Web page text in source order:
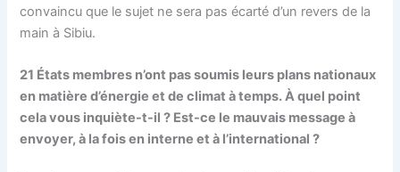
convaincu que le sujet ne sera pas écarté d’un revers de la
main à Sibiu.
21 États membres n’ont pas soumis leurs plans nationaux
en matière d’énergie et de climat à temps. À quel point
cela vous inquiète-t-il ? Est-ce le mauvais message à
envoyer, à la fois en interne et à l’international ?